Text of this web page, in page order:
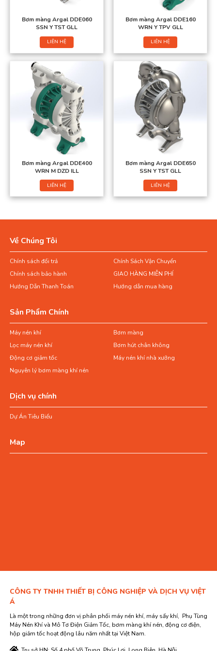
Bơm màng Argal DDE060
SSN Y TST GLL
LIÊN HỆ
Bơm màng Argal DDE160
WRN Y TPV GLL
LIÊN HỆ
Bơm màng Argal DDE400
WRN M DZD ILL
LIÊN HỆ
Bơm màng Argal DDE650
SSN Y TST GLL
LIÊN HỆ
Về Chúng Tôi
Chính sách đổi trả
Chính Sách Vận Chuyển
Chính sách bảo hành
GIAO HÀNG MIỄN PHÍ
Hướng Dẫn Thanh Toán
Hướng dẫn mua hàng
Sản Phẩm Chính
Máy nén khí
Bơm màng
Lọc máy nén khí
Bơm hút chân không
Động cơ giảm tốc
Máy nén khí nhà xưởng
Nguyên lý bơm màng khí nén
Dịch vụ chính
Dự Án Tiêu Biểu
Map
CÔNG TY TNHH THIẾT BỊ CÔNG NGHIỆP VÀ DỊCH VỤ VIỆT
Á
Là một trong những đơn vị phân phối máy nén khí, máy sấy khí, Phụ Tùng
Máy Nén Khí và Mô Tơ Điện Giảm Tốc, bơm màng khí nén, động cơ điện,
hộp giảm tốc hoạt động lâu năm nhất tại Việt Nam.